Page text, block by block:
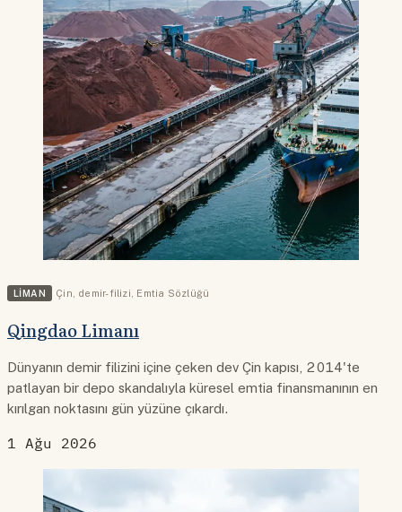
LIMAN Çin, demir-filizi, Emtia Sözlüğü
Qingdao Limanı
Dünyanın demir filizini içine çeken dev Çin kapısı, 2014'te
patlayan bir depo skandalıyla küresel emtia finansmanının en
kırılgan noktasını gün yüzüne çıkardı.
1 Ağu 2026